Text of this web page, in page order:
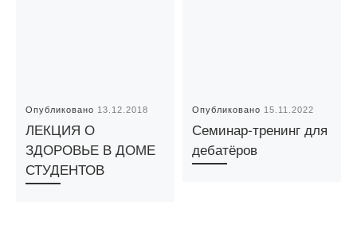
Опубликовано 13.12.2018
ЛЕКЦИЯ О
ЗДОРОВЬЕ В ДОМЕ
СТУДЕНТОВ
Опубликовано 15.11.2022
Семинар-тренинг для
дебатёров